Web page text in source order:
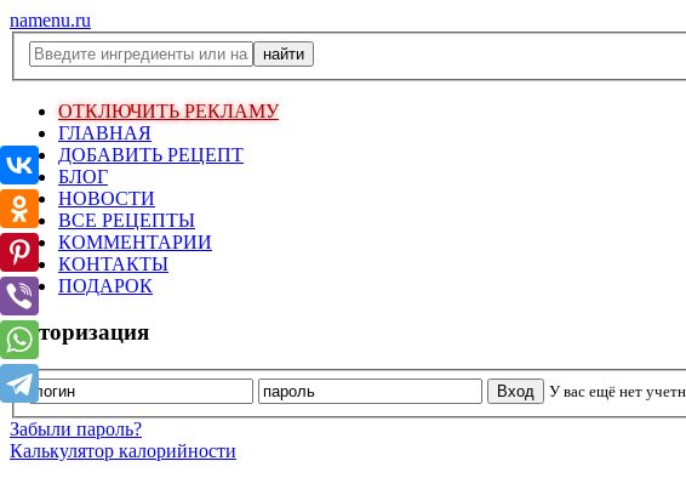
namenu.ru
ОТКЛЮЧИТЬ РЕКЛАМУ
ГЛАВНАЯ
ДОБАВИТЬ РЕЦЕПТ
БЛОГ
НОВОСТИ
ВСЕ РЕЦЕПТЫ
КОММЕНТАРИИ
КОНТАКТЫ
ПОДАРОК
Авторизация
У вас ещё нет
Забыли пароль?
Калькулятор калорийности